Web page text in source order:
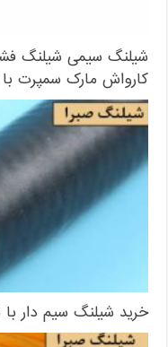
کارواش مارک سمپرت
خرید شیلنگ سیم دار